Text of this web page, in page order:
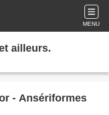
MENU
ailleurs.
- Ansériformes